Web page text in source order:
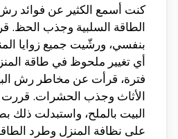
كنت أسمع الكثير عن فوائد
الطاقة السلبية وجذب الحظ.
بنفسي، ورشّيت جميع زوايا
أي تغيير ملحوظ في طاقة
فترة، قرأت عن مخاطر رش
الأثاث وجذب الحشرات.
البيت بالملح، واستبدلت
على نظافة المنزل وطرد